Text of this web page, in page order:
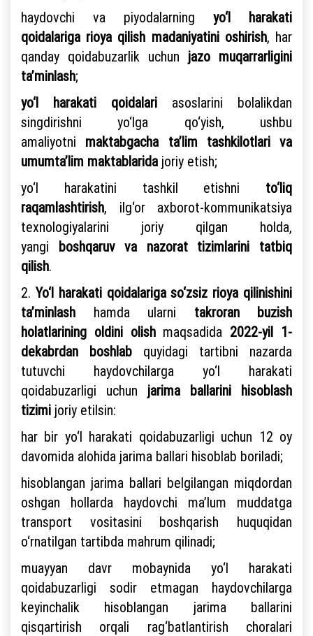
haydovchi va piyodalarning yo‘l harakati
qoidalariga rioya qilish madaniyatini oshirish, har
qanday qoidabuzarlik uchun jazo muqarrarligini
ta’minlash;
yo‘l harakati qoidalari asoslarini bolalikdan
singdirishni yo‘lga qo‘yish, ushbu
amaliyotni maktabgacha ta’lim tashkilotlari va
umumta’lim maktablarida joriy etish;
yo‘l harakatini tashkil etishni to‘liq
raqamlashtirish, ilg‘or axborot-kommunikatsiya
texnologiyalarini joriy qilgan holda,
yangi boshqaruv va nazorat tizimlarini tatbiq
qilish.
2. Yo‘l harakati qoidalariga so‘zsiz rioya qilinishini
ta’minlash hamda ularni takroran buzish
holatlarining oldini olishmaqsadida 2022-yil 1-
dekabrdan boshlab quyidagi tartibni nazarda
tutuvchi haydovchilarga yo‘l harakati
qoidabuzarligi uchun jarima ballarini hisoblash
tizimi joriy etilsin:
har bir yo‘l harakati qoidabuzarligi uchun 12 oy
davomida alohida jarima ballari hisoblab boriladi;
hisoblangan jarima ballari belgilangan miqdordan
oshgan hollarda haydovchi ma’lum muddatga
transport vositasini boshqarish huquqidan
o‘rnatilgan tartibda mahrum qilinadi;
muayyan davr mobaynida yo‘l harakati
qoidabuzarligi sodir etmagan haydovchilarga
keyinchalik hisoblangan jarima ballarini
qisqartirish orqali rag‘batlantirish choralari